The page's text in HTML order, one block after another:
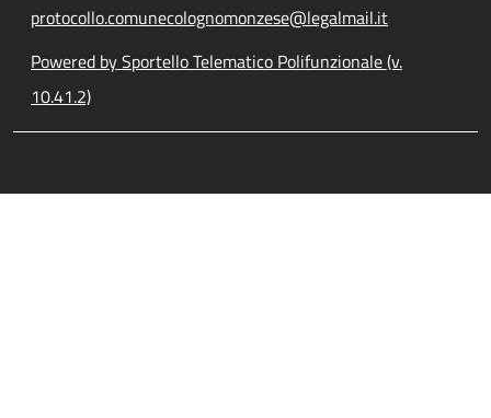
protocollo.comunecolognomonzese@legalmail.it
Powered by Sportello Telematico Polifunzionale (v.
10.41.2)